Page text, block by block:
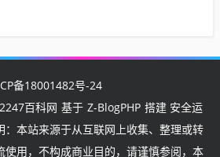
备18001482号-24
2247百科网 基于 Z-BlogPHP 搭建 安全运
本站来源于从互联网上收集、整理或转
使用，不构成商业目的，请谨慎参阅，本